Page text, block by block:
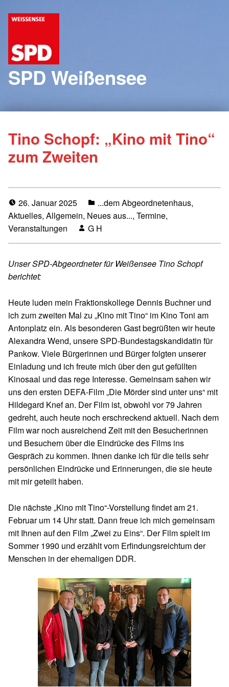
SPD Weißensee
Tino Schopf: „Kino mit Tino“
zum Zweiten
26. Januar 2025 ...dem Abgeordnetenhaus,
Aktuelles, Allgemein, Neues aus..., Termine,
Veranstaltungen
G H
Unser SPD-Abgeordneter für Weißensee Tino Schopf
berichtet:
Heute luden mein Fraktionskollege Dennis Buchner und
ich zum zweiten Mal zu „Kino mit Tino“ im Kino Toni am
Antonplatz ein. Als besonderen Gast begrüßten wir heute
Alexandra Wend, unsere SPD-Bundestagskandidatin für
Pankow. Viele Bürgerinnen und Bürger folgten unserer
Einladung und ich freute mich über den gut gefüllten
Kinosaal und das rege Interesse. Gemeinsam sahen wir
uns den ersten DEFA-Film „Die Mörder sind unter uns“ mit
Hildegard Knef an. Der Film ist, obwohl vor 79 Jahren
gedreht, auch heute noch erschreckend aktuell. Nach dem
Film war noch ausreichend Zeit mit den Besucherinnen
und Besuchern über die Eindrücke des Films ins
Gespräch zu kommen. Ihnen danke ich für die teils sehr
persönlichen Eindrücke und Erinnerungen, die sie heute
mit mir geteilt haben.
Die nächste „Kino mit Tino“-Vorstellung findet am 21.
Februar um 14 Uhr statt. Dann freue ich mich gemeinsam
mit Ihnen auf den Film „Zwei zu Eins“. Der Film spielt im
Sommer 1990 und erzählt vom Erfindungsreichtum der
Menschen in der ehemaligen DDR.